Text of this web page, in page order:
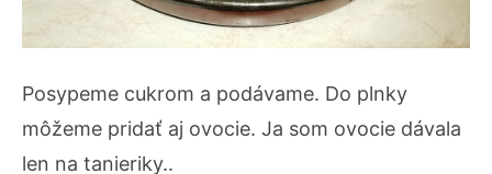
Posypeme cukrom a podávame. Do plnky
môžeme pridať aj ovocie. Ja som ovocie dávala
len na tanieriky..